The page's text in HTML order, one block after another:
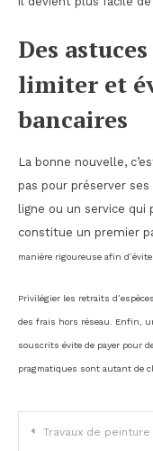
Des
limiter et
bancaires
La bonne nouvelle,
pas pour préserver
ligne ou un service
constitue un premier
manière rigoureuse afin
Privilégier les retraits
des frais hors réseau. Enfin,
souscrits évite de payer pour
pragmatiques sont autant de
Travaux de peinture déductibles d’impôts pour votre résidence